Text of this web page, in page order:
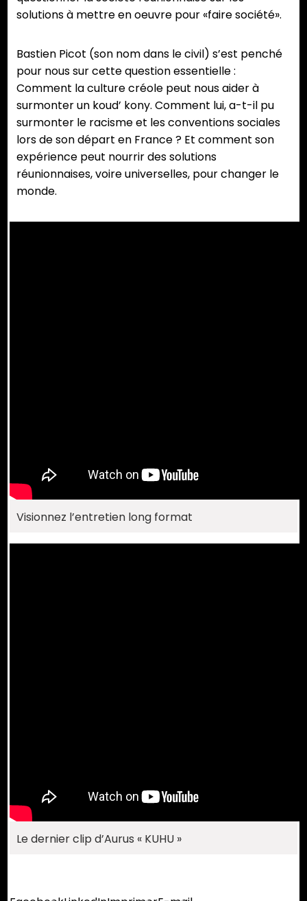
solutions à mettre en oeuvre pour «faire société».
Bastien Picot (son nom dans le civil) s’est penché
pour nous sur cette question essentielle :
Comment la culture créole peut nous aider à
surmonter un koud’ kony. Comment lui, a-t-il pu
surmonter le racisme et les conventions sociales
lors de son départ en France ? Et comment son
expérience peut nourrir des solutions
réunionnaises, voire universelles, pour changer le
monde.
Visionnez l’entretien long format
Le dernier clip d’Aurus « KUHU »